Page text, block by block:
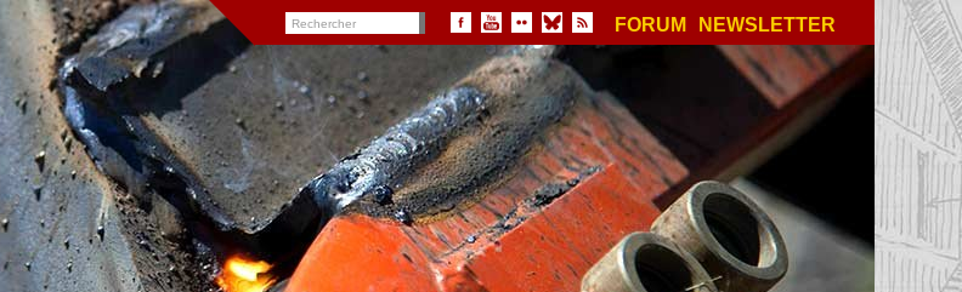
FORUM NEWSLETTER